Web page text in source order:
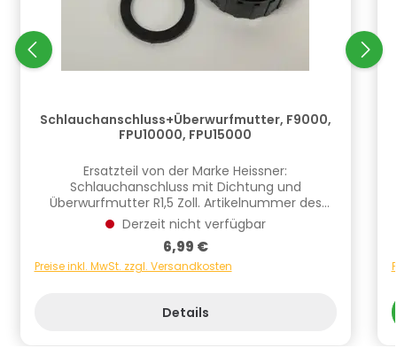
Schlauchanschluss+Überwurfmutter, F9000,
FPU10000, FPU15000
Ersatzteil von der Marke Heissner:
Schlauchanschluss mit Dichtung und
Überwurfmutter R1,5 Zoll. Artikelnummer des
Ersatzteils: ET10-F1002. Informationen zur
Person: CF Group Deutschland GmbH,
Bahnhofstraße 68, 73240 Wendlingen, DE,
Derzeit nicht verfügbar
Regulärer Preis:
6,99 €
Preise inkl. MwSt. zzgl. Versandkosten
Details